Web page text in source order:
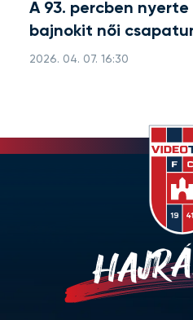
A 93. percben
bajnokit női
2026. 04. 07. 16:30